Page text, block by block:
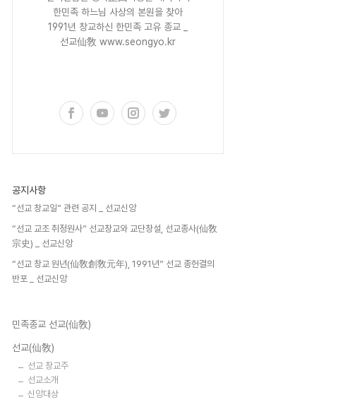
한민족 하느님 사상의 본원을 찾아
1991년 창교하신 한민족 고유 종교 _
선교仙敎 www.seongyo.kr
공지사항
“선교 창교일” 관련 공지 _ 선교신앙
“선교 교조 취정원사” 선교창교와 교단창설, 선교종사(仙敎
宗史) _ 선교신앙
“선교 창교 원년(仙敎創敎元年), 1991년” 선교 종헌결의
반포 _ 선교신앙
민족종교 선교(仙敎)
선교(仙敎)
선교 창교주
선교소개
신앙대상